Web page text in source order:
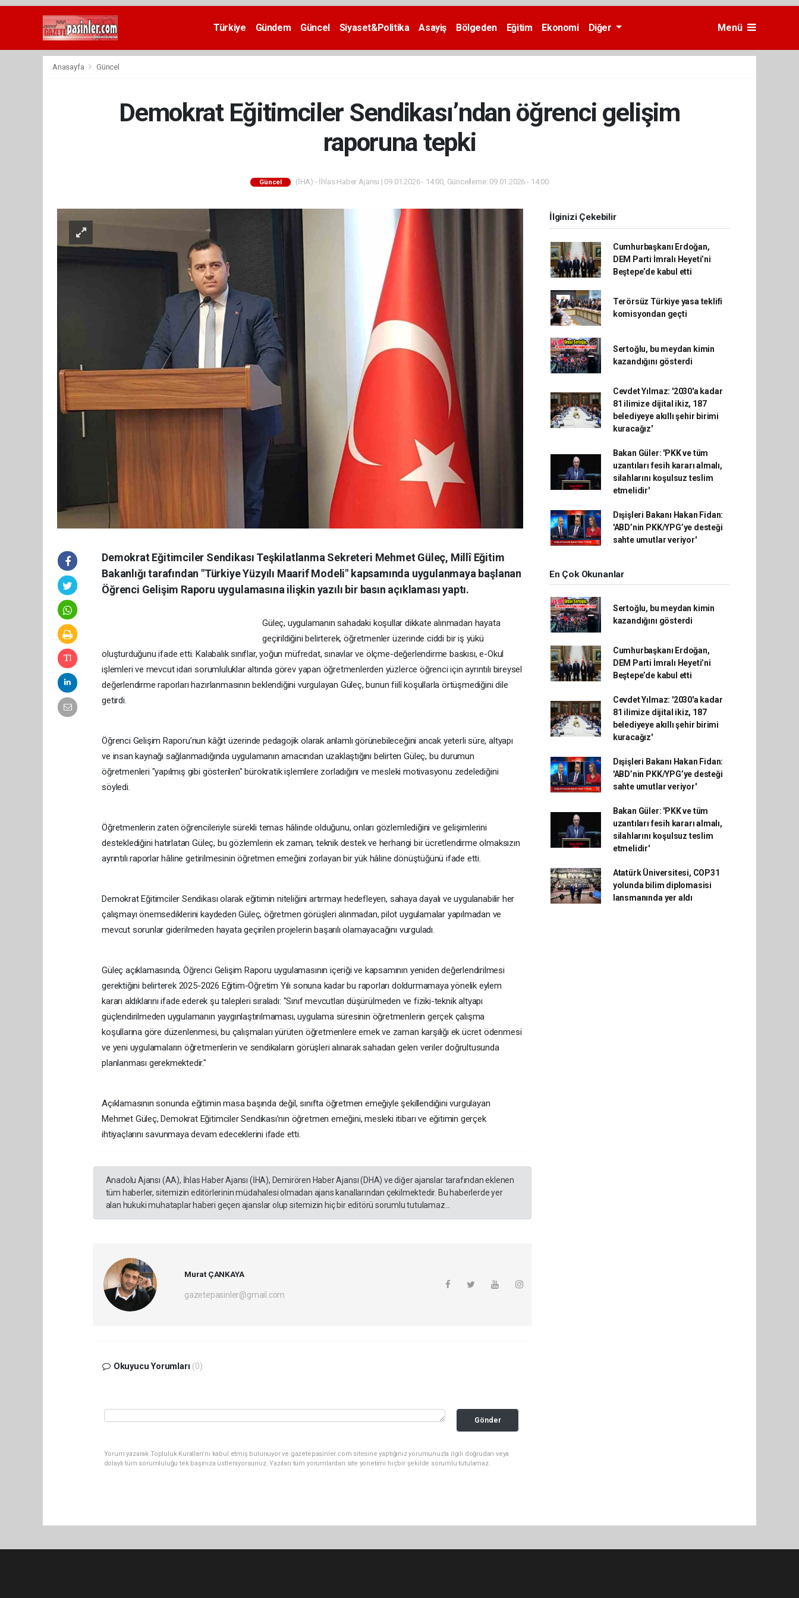
Deneme
Türkiye Gündem Güncel Siyaset&Politika Asayiş Bölgeden Eğitim Ekonomi Diğer Menü
Anasayfa Güncel
Demokrat Eğitimciler Sendikası’ndan öğrenci gelişim
raporuna tepki
Güncel (İHA) - İhlas Haber Ajansı | 09.01.2026 - 14:00, Güncelleme: 09.01.2026 - 14:00
Demokrat Eğitimciler Sendikası Teşkilatlanma Sekreteri Mehmet Güleç, Millî Eğitim
Bakanlığı tarafından "Türkiye Yüzyılı Maarif Modeli" kapsamında uygulanmaya başlanan
Öğrenci Gelişim Raporu uygulamasına ilişkin yazılı bir basın açıklaması yaptı.
Güleç, uygulamanın sahadaki koşullar dikkate alınmadan hayata
geçirildiğini belirterek, öğretmenler üzerinde ciddi bir iş yükü
oluşturduğunu ifade etti. Kalabalık sınıflar, yoğun müfredat, sınavlar ve ölçme-değerlendirme baskısı, e-Okul
işlemleri ve mevcut idari sorumluluklar altında görev yapan öğretmenlerden yüzlerce öğrenci için ayrıntılı bireysel
değerlendirme raporları hazırlanmasının beklendiğini vurgulayan Güleç, bunun fiilî koşullarla örtüşmediğini dile
getirdi.
Öğrenci Gelişim Raporu’nun kâğıt üzerinde pedagojik olarak anlamlı görünebileceğini ancak yeterli süre, altyapı
ve insan kaynağı sağlanmadığında uygulamanın amacından uzaklaştığını belirten Güleç, bu durumun
öğretmenleri "yapılmış gibi gösterilen" bürokratik işlemlere zorladığını ve mesleki motivasyonu zedelediğini
söyledi.
Öğretmenlerin zaten öğrencileriyle sürekli temas hâlinde olduğunu, onları gözlemlediğini ve gelişimlerini
desteklediğini hatırlatan Güleç, bu gözlemlerin ek zaman, teknik destek ve herhangi bir ücretlendirme olmaksızın
ayrıntılı raporlar hâline getirilmesinin öğretmen emeğini zorlayan bir yük hâline dönüştüğünü ifade etti.
Demokrat Eğitimciler Sendikası olarak eğitimin niteliğini artırmayı hedefleyen, sahaya dayalı ve uygulanabilir her
çalışmayı önemsediklerini kaydeden Güleç, öğretmen görüşleri alınmadan, pilot uygulamalar yapılmadan ve
mevcut sorunlar giderilmeden hayata geçirilen projelerin başarılı olamayacağını vurguladı.
Güleç açıklamasında, Öğrenci Gelişim Raporu uygulamasının içeriği ve kapsamının yeniden değerlendirilmesi
gerektiğini belirterek 2025-2026 Eğitim-Öğretim Yılı sonuna kadar bu raporları doldurmamaya yönelik eylem
kararı aldıklarını ifade ederek şu talepleri sıraladı: "Sınıf mevcutları düşürülmeden ve fiziki-teknik altyapı
güçlendirilmeden uygulamanın yaygınlaştırılmaması, uygulama süresinin öğretmenlerin gerçek çalışma
koşullarına göre düzenlenmesi, bu çalışmaları yürüten öğretmenlere emek ve zaman karşılığı ek ücret ödenmesi
ve yeni uygulamaların öğretmenlerin ve sendikaların görüşleri alınarak sahadan gelen veriler doğrultusunda
planlanması gerekmektedir."
Açıklamasının sonunda eğitimin masa başında değil, sınıfta öğretmen emeğiyle şekillendiğini vurgulayan
Mehmet Güleç, Demokrat Eğitimciler Sendikası’nın öğretmen emeğini, mesleki itibarı ve eğitimin gerçek
ihtiyaçlarını savunmaya devam edeceklerini ifade etti.
Anadolu Ajansı (AA), İhlas Haber Ajansı (İHA), Demirören Haber Ajansı (DHA) ve diğer ajanslar tarafından eklenen
tüm haberler, sitemizin editörlerinin müdahalesi olmadan ajans kanallarından çekilmektedir. Bu haberlerde yer
alan hukuki muhataplar haberi geçen ajanslar olup sitemizin hiç bir editörü sorumlu tutulamaz...
Murat ÇANKAYA
gazetepasinler@gmail.com
Okuyucu Yorumları (0)
Gönder
Yorum yazarak Topluluk Kuralları’nı kabul etmiş bulunuyor ve gazetepasinler.com sitesine yaptığınız yorumunuzla ilgili doğrudan veya
dolaylı tüm sorumluluğu tek başınıza üstleniyorsunuz. Yazılan tüm yorumlardan site yönetimi hiçbir şekilde sorumlu tutulamaz.
İlginizi Çekebilir
Cumhurbaşkanı Erdoğan,
DEM Parti İmralı Heyeti’ni
Beştepe’de kabul etti
Terörsüz Türkiye yasa teklifi
komisyondan geçti
Sertoğlu, bu meydan kimin
kazandığını gösterdi
Cevdet Yılmaz: '2030'a kadar
81 ilimize dijital ikiz, 187
belediyeye akıllı şehir birimi
kuracağız'
Bakan Güler: 'PKK ve tüm
uzantıları fesih kararı almalı,
silahlarını koşulsuz teslim
etmelidir'
Dışişleri Bakanı Hakan Fidan:
'ABD’nin PKK/YPG’ye desteği
sahte umutlar veriyor'
En Çok Okunanlar
Sertoğlu, bu meydan kimin
kazandığını gösterdi
Cumhurbaşkanı Erdoğan,
DEM Parti İmralı Heyeti’ni
Beştepe’de kabul etti
Cevdet Yılmaz: '2030'a kadar
81 ilimize dijital ikiz, 187
belediyeye akıllı şehir birimi
kuracağız'
Dışişleri Bakanı Hakan Fidan:
'ABD’nin PKK/YPG’ye desteği
sahte umutlar veriyor'
Bakan Güler: 'PKK ve tüm
uzantıları fesih kararı almalı,
silahlarını koşulsuz teslim
etmelidir'
Atatürk Üniversitesi, COP31
yolunda bilim diplomasisi
lansmanında yer aldı